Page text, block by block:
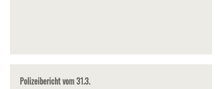
Polizeibericht vom 31.3.